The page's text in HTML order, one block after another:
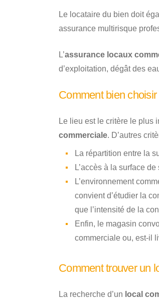
Le locataire du bien doit
assurance multirisque
L’assurance locaux
d’exploitation, dégât des
Comment bien
Le lieu est le critère le plus
commerciale. D’autres
La répartition entre la
L’accès à la surface
L’environnement
convient d’étudier la
que l’intensité de la
Enfin, le magasin
commerciale ou, est-il
Comment trouver un
La recherche d’un local